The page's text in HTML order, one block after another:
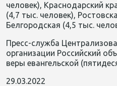
человек), Краснодарский
(4,7 тыс. человек),
Белгородская (4,5 тыс.
Пресс-служба
организации Российский
веры евангельской
29.03.2022